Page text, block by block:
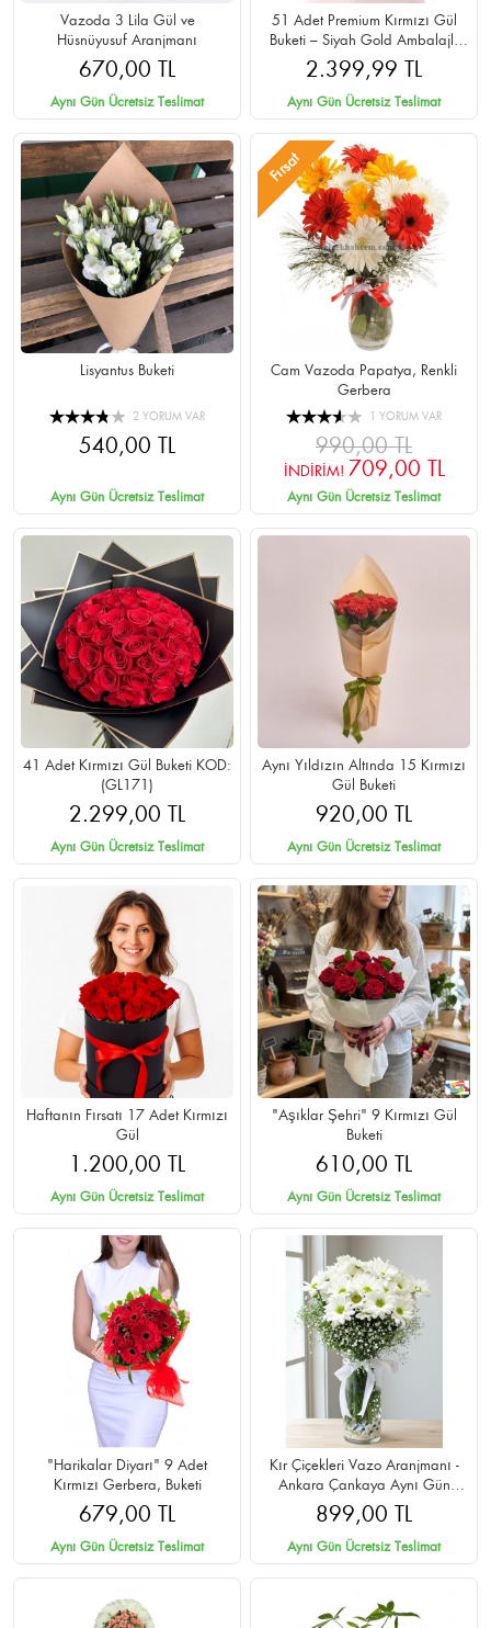
Vazoda 3 Lila Gül ve
Hüsnüyusuf Aranjmanı
670,00 TL
Aynı Gün Ücretsiz Teslimat
51 Adet Premium Kırmızı Gül
Buketi – Siyah Gold Ambalajlı
Cipsolu
2.399,99 TL
Aynı Gün Ücretsiz Teslimat
Lisyantus Buketi
2 YORUM VAR
540,00 TL
Aynı Gün Ücretsiz Teslimat
Fırsat
Cam Vazoda Papatya, Renkli
Gerbera
1 YORUM VAR
990,00 TL
İNDİRİM! 709,00 TL
Aynı Gün Ücretsiz Teslimat
41 Adet Kırmızı Gül Buketi KOD:
(GL171)
2.299,00 TL
Aynı Gün Ücretsiz Teslimat
Aynı Yıldızın Altında 15 Kırmızı
Gül Buketi
920,00 TL
Aynı Gün Ücretsiz Teslimat
Haftanın Fırsatı 17 Adet Kırmızı
Gül
1.200,00 TL
Aynı Gün Ücretsiz Teslimat
"Aşıklar Şehri" 9 Kırmızı Gül
Buketi
610,00 TL
Aynı Gün Ücretsiz Teslimat
"Harikalar Diyarı" 9 Adet
Kırmızı Gerbera, Buketi
679,00 TL
Aynı Gün Ücretsiz Teslimat
Kır Çiçekleri Vazo Aranjmanı -
Ankara Çankaya Aynı Gün
Teslim
899,00 TL
Aynı Gün Ücretsiz Teslimat